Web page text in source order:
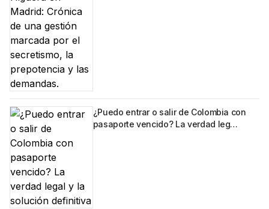
¿Puedo entrar o salir de Colombia con
pasaporte vencido? La verdad leg…